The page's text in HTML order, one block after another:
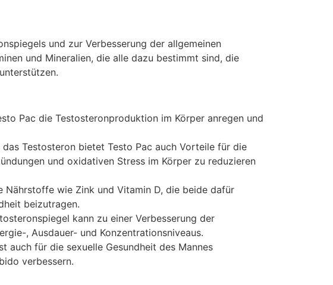
und zur Verbesserung der allgemeinen
und Mineralien, die alle dazu bestimmt sind, die
Pac die Testosteronproduktion im Körper anregen und
Testosteron bietet Testo Pac auch Vorteile für die
und oxidativen Stress im Körper zu reduzieren
wie Zink und Vitamin D, die beide dafür
beizutragen.
kann zu einer Verbesserung der
, Ausdauer- und Konzentrationsniveaus.
auch für die sexuelle Gesundheit des Mannes
verbessern.